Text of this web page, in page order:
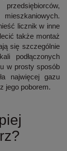
licznik w inne
także montaż
się szczególnie
podłączonych
w prosty sposób
najwięcej gazu
jego poborem.